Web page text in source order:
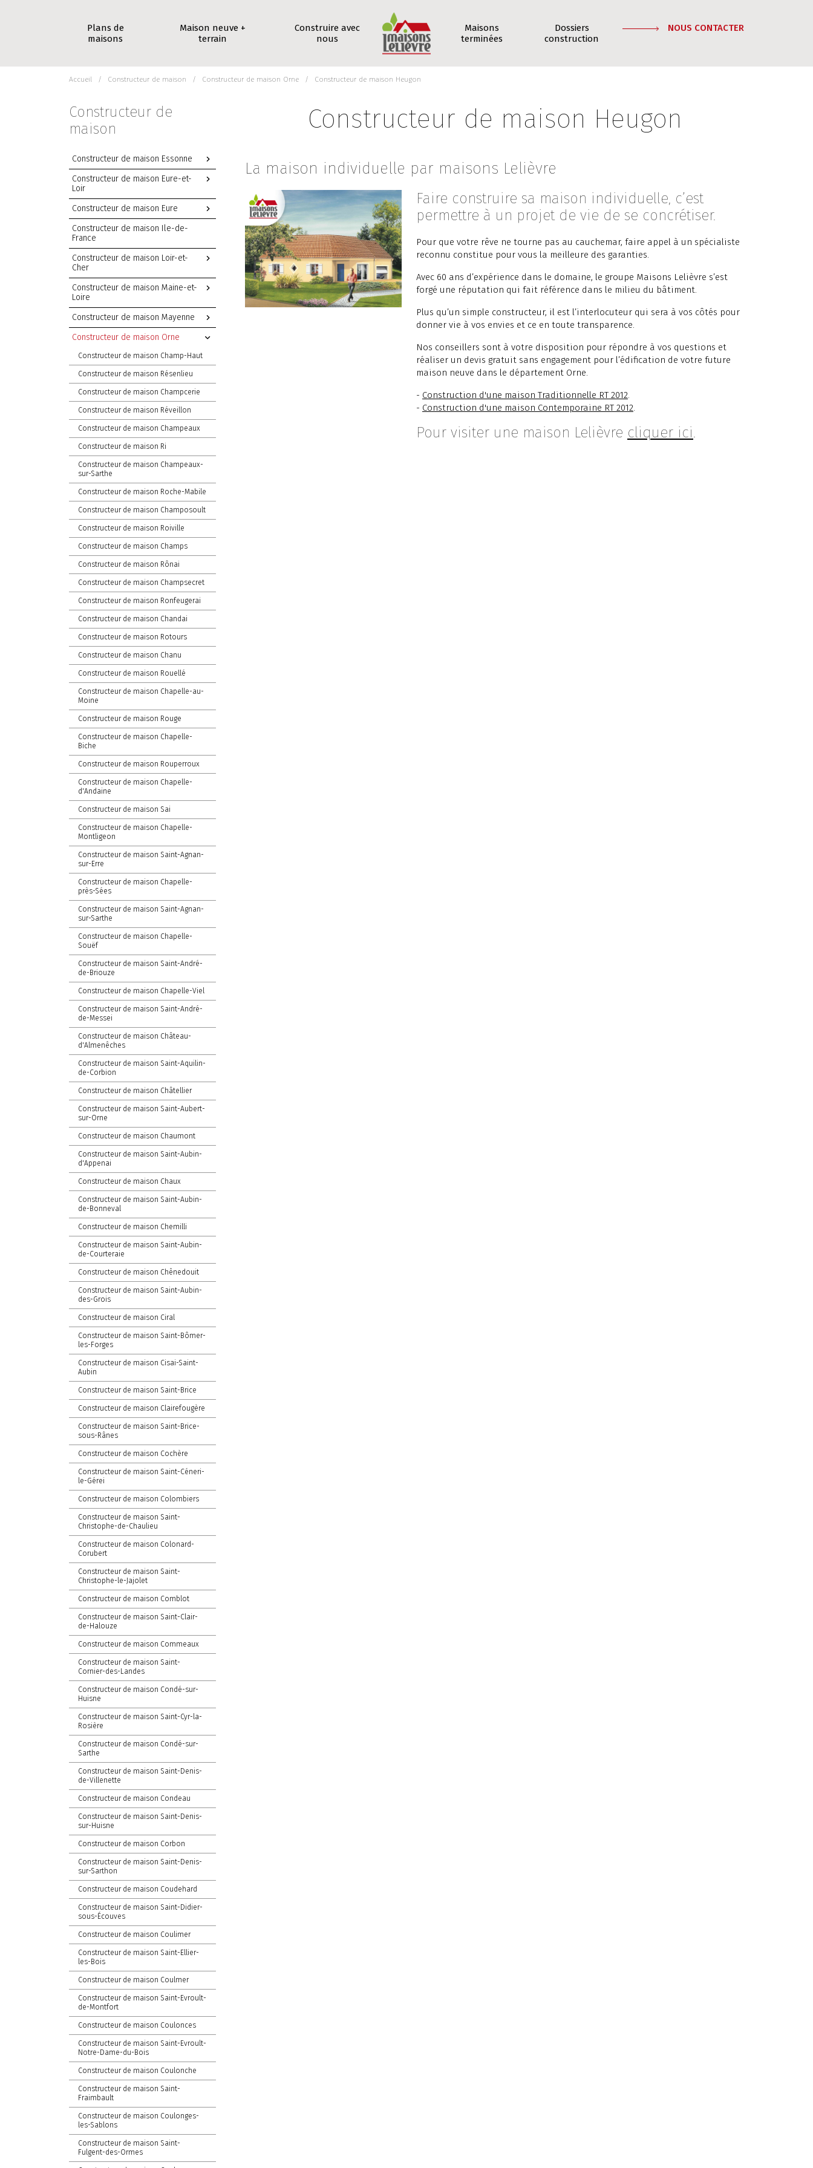
Plans de
maisons
Maison neuve +
terrain
Construire avec
nous
Maisons
terminées
Dossiers
construction
NOUS CONTACTER
Accueil Constructeur de maison Constructeur de maison Orne Constructeur de maison Heugon
Constructeur de maison Heugon
La maison individuelle par maisons Lelièvre
Faire construire sa maison individuelle, c’est
permettre à un projet de vie de se concrétiser.
Pour que votre rêve ne tourne pas au cauchemar, faire appel à un spécialiste
reconnu constitue pour vous la meilleure des garanties.
Avec 60 ans d’expérience dans le domaine, le groupe Maisons Lelièvre s’est
forgé une réputation qui fait référence dans le milieu du bâtiment.
Plus qu’un simple constructeur, il est l’interlocuteur qui sera à vos côtés pour
donner vie à vos envies et ce en toute transparence.
Nos conseillers sont à votre disposition pour répondre à vos questions et
réaliser un devis gratuit sans engagement pour l’édification de votre future
maison neuve dans le département Orne.
- Construction d'une maison Traditionnelle RT 2012.
- Construction d'une maison Contemporaine RT 2012.
Pour visiter une maison Lelièvre cliquer ici.
Constructeur de
maison
Constructeur de maison Essonne
Constructeur de maison Eure-et-
Loir
Constructeur de maison Eure
Constructeur de maison Ile-de-
France
Constructeur de maison Loir-et-
Cher
Constructeur de maison Maine-et-
Loire
Constructeur de maison Mayenne
Constructeur de maison Orne
Constructeur de maison Champ-Haut
Constructeur de maison Résenlieu
Constructeur de maison Champcerie
Constructeur de maison Réveillon
Constructeur de maison Champeaux
Constructeur de maison Ri
Constructeur de maison Champeaux-
sur-Sarthe
Constructeur de maison Roche-Mabile
Constructeur de maison Champosoult
Constructeur de maison Roiville
Constructeur de maison Champs
Constructeur de maison Rônai
Constructeur de maison Champsecret
Constructeur de maison Ronfeugerai
Constructeur de maison Chandai
Constructeur de maison Rotours
Constructeur de maison Chanu
Constructeur de maison Rouellé
Constructeur de maison Chapelle-au-
Moine
Constructeur de maison Rouge
Constructeur de maison Chapelle-
Biche
Constructeur de maison Rouperroux
Constructeur de maison Chapelle-
d'Andaine
Constructeur de maison Sai
Constructeur de maison Chapelle-
Montligeon
Constructeur de maison Saint-Agnan-
sur-Erre
Constructeur de maison Chapelle-
près-Sées
Constructeur de maison Saint-Agnan-
sur-Sarthe
Constructeur de maison Chapelle-
Souëf
Constructeur de maison Saint-André-
de-Briouze
Constructeur de maison Chapelle-Viel
Constructeur de maison Saint-André-
de-Messei
Constructeur de maison Château-
d'Almenêches
Constructeur de maison Saint-Aquilin-
de-Corbion
Constructeur de maison Châtellier
Constructeur de maison Saint-Aubert-
sur-Orne
Constructeur de maison Chaumont
Constructeur de maison Saint-Aubin-
d'Appenai
Constructeur de maison Chaux
Constructeur de maison Saint-Aubin-
de-Bonneval
Constructeur de maison Chemilli
Constructeur de maison Saint-Aubin-
de-Courteraie
Constructeur de maison Chênedouit
Constructeur de maison Saint-Aubin-
des-Grois
Constructeur de maison Ciral
Constructeur de maison Saint-Bômer-
les-Forges
Constructeur de maison Cisai-Saint-
Aubin
Constructeur de maison Saint-Brice
Constructeur de maison Clairefougère
Constructeur de maison Saint-Brice-
sous-Rânes
Constructeur de maison Cochère
Constructeur de maison Saint-Céneri-
le-Gérei
Constructeur de maison Colombiers
Constructeur de maison Saint-
Christophe-de-Chaulieu
Constructeur de maison Colonard-
Corubert
Constructeur de maison Saint-
Christophe-le-Jajolet
Constructeur de maison Comblot
Constructeur de maison Saint-Clair-
de-Halouze
Constructeur de maison Commeaux
Constructeur de maison Saint-
Cornier-des-Landes
Constructeur de maison Condé-sur-
Huisne
Constructeur de maison Saint-Cyr-la-
Rosière
Constructeur de maison Condé-sur-
Sarthe
Constructeur de maison Saint-Denis-
de-Villenette
Constructeur de maison Condeau
Constructeur de maison Saint-Denis-
sur-Huisne
Constructeur de maison Corbon
Constructeur de maison Saint-Denis-
sur-Sarthon
Constructeur de maison Coudehard
Constructeur de maison Saint-Didier-
sous-Écouves
Constructeur de maison Coulimer
Constructeur de maison Saint-Ellier-
les-Bois
Constructeur de maison Coulmer
Constructeur de maison Saint-Evroult-
de-Montfort
Constructeur de maison Coulonces
Constructeur de maison Saint-Evroult-
Notre-Dame-du-Bois
Constructeur de maison Coulonche
Constructeur de maison Saint-
Fraimbault
Constructeur de maison Coulonges-
les-Sablons
Constructeur de maison Saint-
Fulgent-des-Ormes